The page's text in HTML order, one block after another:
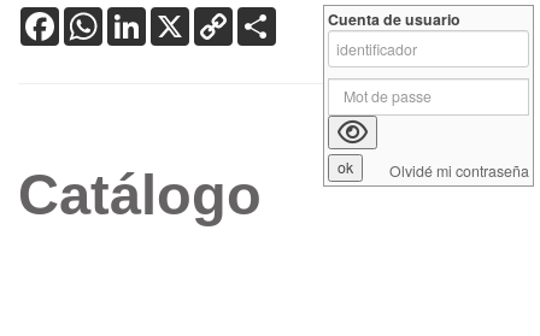
FacebookWhatsApp
LinkedIn
X Copy
Link
Catálogo
Cuenta de usuario
Olvidé mi contraseña